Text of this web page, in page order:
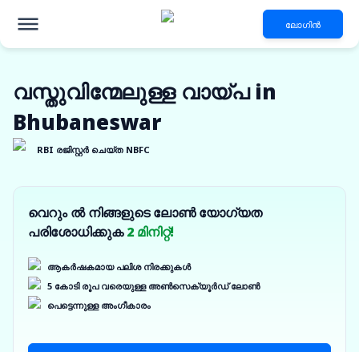
ലോഗിൻ
വസ്തുവിന്മേലുള്ള വായ്പ in
Bhubaneswar
RBI രജിസ്റ്റർ ചെയ്ത NBFC
വെറും ൽ നിങ്ങളുടെ ലോൺ യോഗ്യത
പരിശോധിക്കുക2 മിനിറ്റ്!
ആകർഷകമായ പലിശ നിരക്കുകൾ
5 കോടി രൂപ വരെയുള്ള അൺസെക്യൂർഡ് ലോൺ
പെട്ടെന്നുള്ള അംഗീകാരം